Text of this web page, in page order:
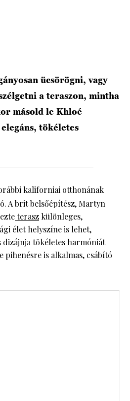
ücsörögni, vagy
a teraszon, mintha
másold le Khloé
tökéletes
kaliforniai otthonának
A brit belsőépítész, Martyn
terasz különleges,
élet helyszíne is lehet,
dizájnja tökéletes harmóniát
pihenésre is alkalmas, csábító